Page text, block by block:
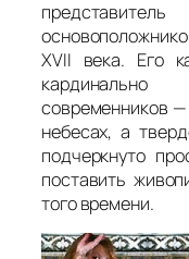
XVII века. Его
современников
небесах, а
подчеркнуто
поставить
того времени.